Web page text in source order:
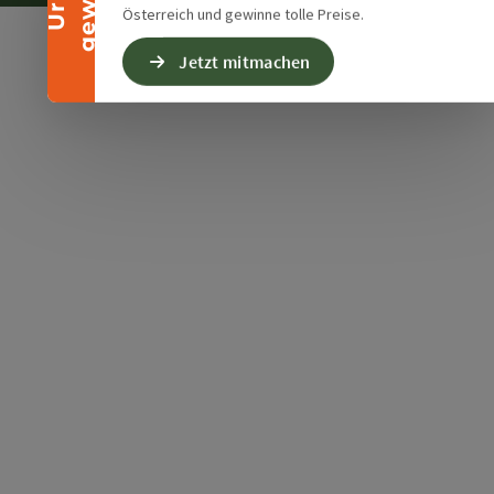
Österreich und gewinne tolle Preise.
Jetzt mitmachen